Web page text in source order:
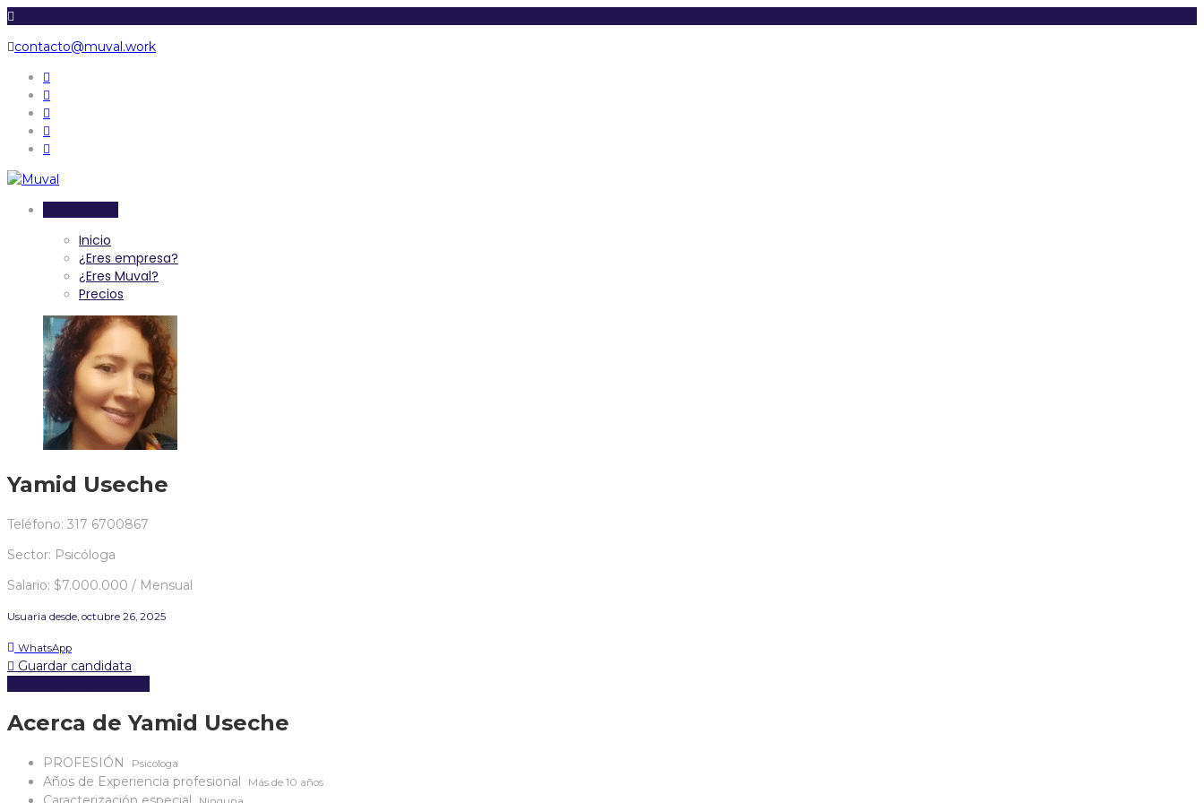
contacto@muval.work
Inicio
¿Eres empresa?
¿Eres Muval?
Precios
Yamid Useche
Teléfono: 317 6700867
Sector: Psicóloga
Salario: $7.000.000 / Mensual
Usuaria desde, octubre 26, 2025
WhatsApp
Guardar candidata
Acerca de Yamid Useche
PROFESIÓN Psicologa
Años de Experiencia profesional Más de 10 años